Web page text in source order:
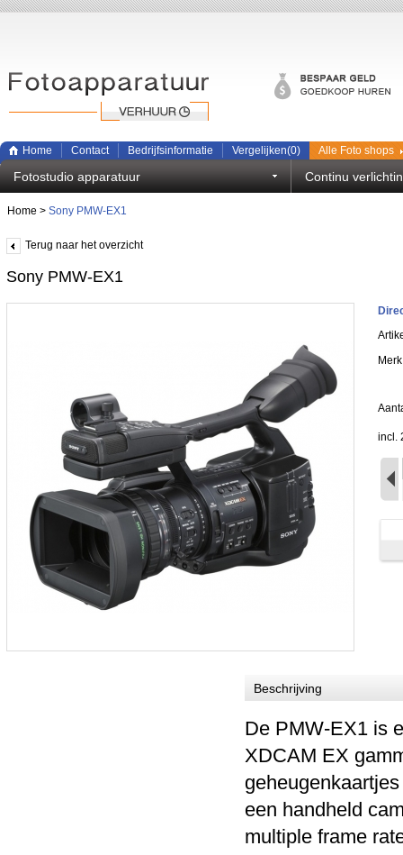
Home Contact Bedrijfsinformatie Vergelijken(0) Alle Foto shops
Fotostudio apparatuur Continu
Home > Sony PMW-EX1
Terug naar het overzicht
Sony PMW-EX1
incl.
Beschrijving
De PMW-EX1 is
XDCAM EX
een handheld
multiple frame